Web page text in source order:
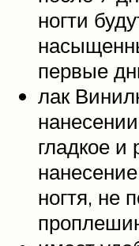
ногти
первые
лак
гладкое и
ногтя, не